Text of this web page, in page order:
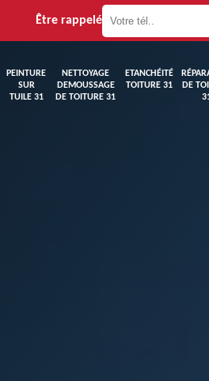
Être rappelé
PEINTURE
SUR
TUILE 31
NETTOYAGE
DEMOUSSAGE
DE TOITURE 31
ETANCHÉITÉ
TOITURE 31
DE